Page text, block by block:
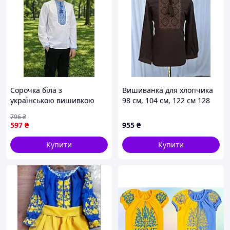
Сорочка біла з
українською вишивкою
довгим рукавом
українською вишивкою
для дітей етнічний одяг
597 ₴
796₴
Купити
Вишиванка для хлопчика
98 см, 104 см, 122 см 128
158 см, 164 см
955 ₴
Купити